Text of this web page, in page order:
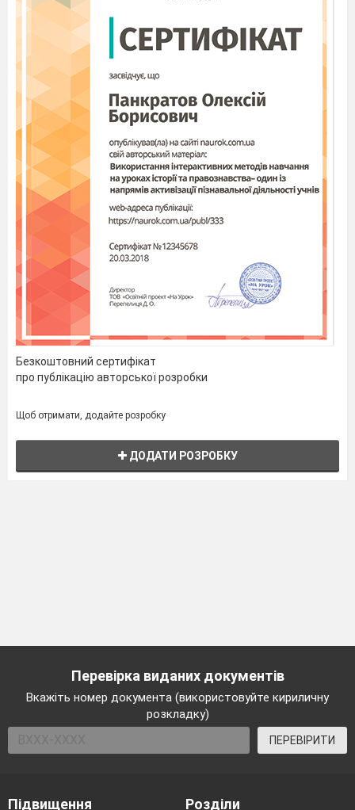
Безкоштовний сертифікат
про публікацію авторської розробки
Щоб отримати, додайте розробку
ДОДАТИ РОЗРОБКУ
Перевірка виданих документів
Вкажіть номер документа (використовуйте кириличну
розкладку)
ПЕРЕВІРИТИ
Підвищення
Розділи